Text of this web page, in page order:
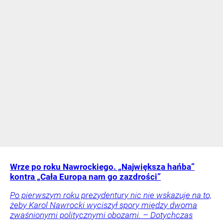
Wrze po roku Nawrockiego. „Największa hańba”
kontra „Cała Europa nam go zazdrości”
Po pierwszym roku prezydentury nic nie wskazuje na to,
żeby Karol Nawrocki wyciszył spory między dwoma
zwaśnionymi politycznymi obozami. – Dotychczas